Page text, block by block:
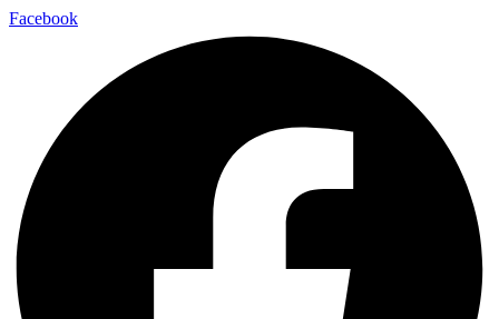
Facebook